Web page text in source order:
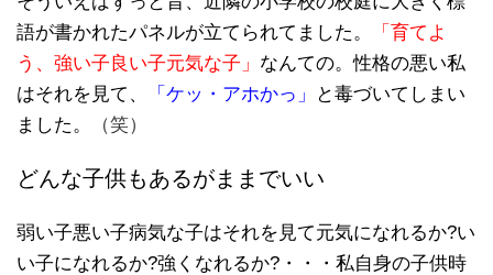
語が書かれたパネルが立てられてました。
「育てよ
う、強い子良い子元気な子」 なんての。性格の悪い私
はそれを見て、
「ケッ・アホかっ」
と毒づいてしまい
ました。
（笑）
どんな子供もあるがままでいい
弱い子悪い子病気な子はそれを見て元気になれるか?い
い子になれるか?強くなれるか?・・・私自身の子供時